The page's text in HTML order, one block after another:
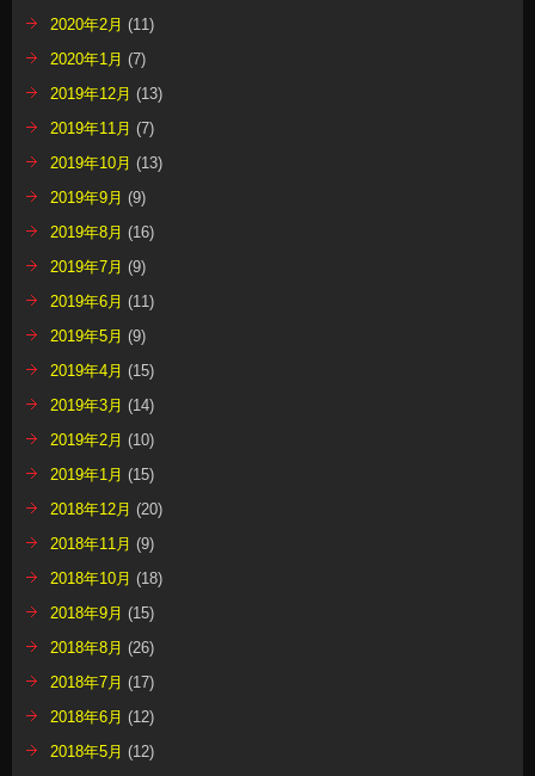
2020年2月 (11)
2020年1月 (7)
2019年12月 (13)
2019年11月 (7)
2019年10月 (13)
2019年9月 (9)
2019年8月 (16)
2019年7月 (9)
2019年6月 (11)
2019年5月 (9)
2019年4月 (15)
2019年3月 (14)
2019年2月 (10)
2019年1月 (15)
2018年12月 (20)
2018年11月 (9)
2018年10月 (18)
2018年9月 (15)
2018年8月 (26)
2018年7月 (17)
2018年6月 (12)
2018年5月 (12)